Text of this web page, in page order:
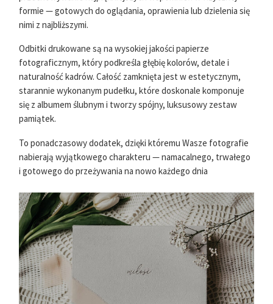
formie — gotowych do oglądania, oprawienia lub dzielenia się
nimi z najbliższymi.
Odbitki drukowane są na wysokiej jakości papierze
fotograficznym, który podkreśla głębię kolorów, detale i
naturalność kadrów. Całość zamknięta jest w estetycznym,
starannie wykonanym pudełku, które doskonale komponuje
się z albumem ślubnym i tworzy spójny, luksusowy zestaw
pamiątek.
To ponadczasowy dodatek, dzięki któremu Wasze fotografie
nabierają wyjątkowego charakteru — namacalnego, trwałego
i gotowego do przeżywania na nowo każdego dnia